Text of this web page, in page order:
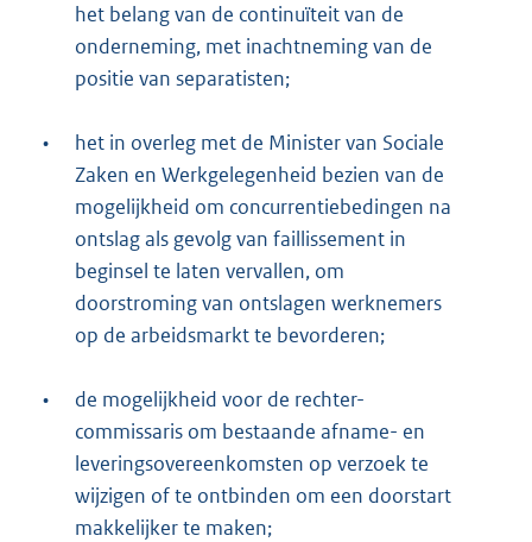
het belang van de continuïteit van de
onderneming, met inachtneming van de
positie van separatisten;
•
het in overleg met de Minister van Sociale
Zaken en Werkgelegenheid bezien van de
mogelijkheid om concurrentiebedingen na
ontslag als gevolg van faillissement in
beginsel te laten vervallen, om
doorstroming van ontslagen werknemers
op de arbeidsmarkt te bevorderen;
•
de mogelijkheid voor de rechter-
commissaris om bestaande afname- en
leveringsovereenkomsten op verzoek te
wijzigen of te ontbinden om een doorstart
makkelijker te maken;